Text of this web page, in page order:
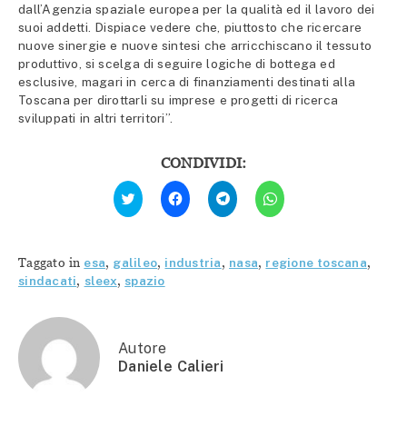
dall’Agenzia spaziale europea per la qualità ed il lavoro dei
suoi addetti. Dispiace vedere che, piuttosto che ricercare
nuove sinergie e nuove sintesi che arricchiscano il tessuto
produttivo, si scelga di seguire logiche di bottega ed
esclusive, magari in cerca di finanziamenti destinati alla
Toscana per dirottarli su imprese e progetti di ricerca
sviluppati in altri territori”.
CONDIVIDI:
Fai
clic
qui
Twitter
(Si
apre
in
Fai
clic
per
condividere
apre
Fai
clic
per
condividere
apre
Fai
clic
per
(Si
apre
Taggato in esa, galileo, industria, nasa, regione toscana,
sindacati, sleex, spazio
Autore
Daniele Calieri